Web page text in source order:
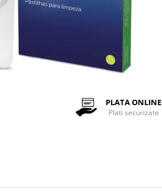
PLATA ONLINE
Plati securizate